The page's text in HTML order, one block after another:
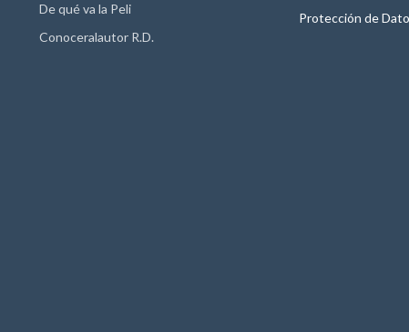
De qué va la Peli
Conoceralautor R.D.
Protección de